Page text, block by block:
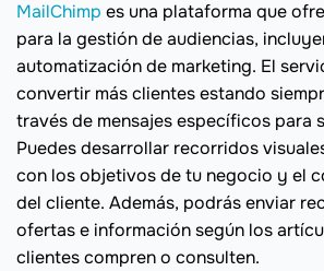
MailChimp es una plataforma que
para la gestión de audiencias,
automatización de marketing. El
convertir más clientes estando
través de mensajes específicos para
Puedes desarrollar recorridos
con los objetivos de tu negocio y el
del cliente. Además, podrás enviar
ofertas e información según los
clientes compren o consulten.